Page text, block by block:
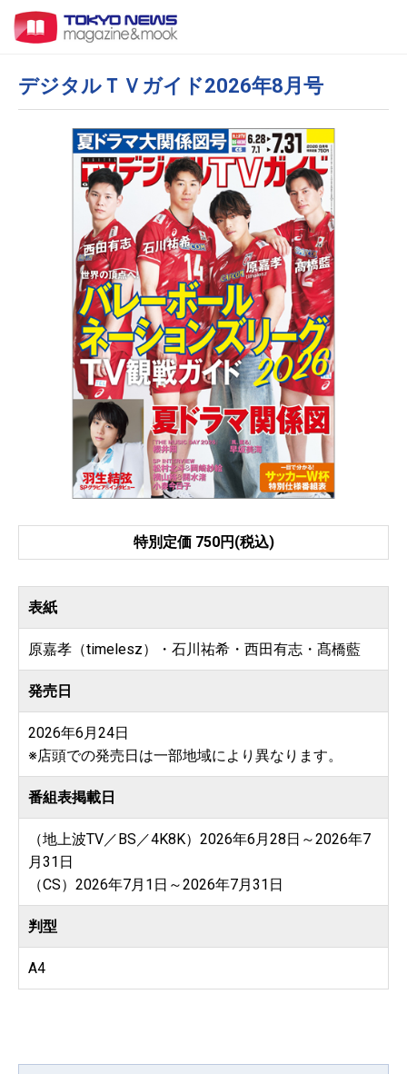
デジタルＴＶガイド2026年8月号
特別定価 750円(税込)
表紙
原嘉孝（timelesz）・石川祐希・西田有志・髙橋藍
発売日
2026年6月24日
※店頭での発売日は一部地域により異なります。
番組表掲載日
（地上波TV／BS／4K8K）2026年6月28日～2026年7
月31日
（CS）2026年7月1日～2026年7月31日
判型
A4